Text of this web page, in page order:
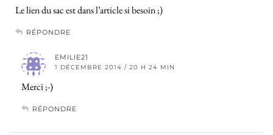
Le lien du sac est dans l’article si besoin ;)
RÉPONDRE
EMILIE21
1 DÉCEMBRE 2014 / 20 H 24 MIN
Merci ;-)
RÉPONDRE